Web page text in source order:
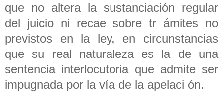
que no altera la sustanciación regular
del juicio ni recae sobre tr ámites no
previstos en la ley, en circunstancias
que su real naturaleza es la de una
sentencia interlocutoria que admite ser
impugnada por la vía de la apelaci ón.